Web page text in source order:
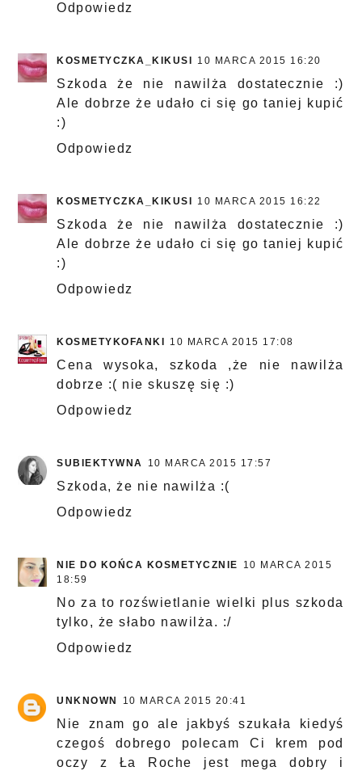
Odpowiedz
KOSMETYCZKA_KIKUSI 10 MARCA 2015 16:20
Szkoda że nie nawilża dostatecznie :)
Ale dobrze że udało ci się go taniej kupić
:)
Odpowiedz
KOSMETYCZKA_KIKUSI 10 MARCA 2015 16:22
Szkoda że nie nawilża dostatecznie :)
Ale dobrze że udało ci się go taniej kupić
:)
Odpowiedz
KOSMETYKOFANKI 10 MARCA 2015 17:08
Cena wysoka, szkoda ,że nie nawilża
dobrze :( nie skuszę się :)
Odpowiedz
SUBIEKTYWNA 10 MARCA 2015 17:57
Szkoda, że nie nawilża :(
Odpowiedz
NIE DO KOŃCA KOSMETYCZNIE
10 MARCA 2015
18:59
No za to rozświetlanie wielki plus szkoda
tylko, że słabo nawilża. :/
Odpowiedz
UNKNOWN 10 MARCA 2015 20:41
Nie znam go ale jakbyś szukała kiedyś
czegoś dobrego polecam Ci krem pod
oczy z Ła Roche jest mega dobry i